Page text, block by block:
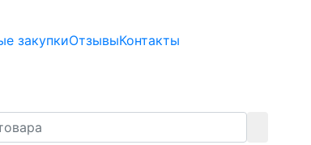
закупкиОтзывыКонтакты